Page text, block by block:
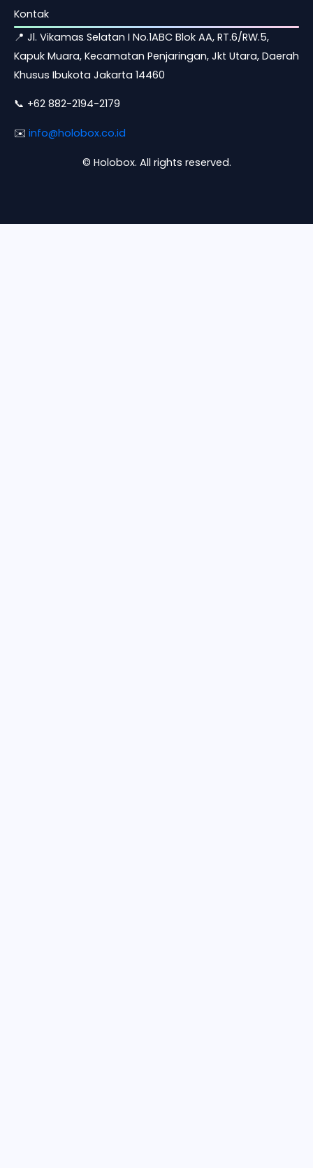
Kontak
📍 Jl. Vikamas Selatan I No.1ABC Blok AA, RT.6/RW.5,
Kapuk Muara, Kecamatan Penjaringan, Jkt Utara, Daerah
Khusus Ibukota Jakarta 14460
📞 +62 882-2194-2179
✉️ info@holobox.co.id
© Holobox. All rights reserved.